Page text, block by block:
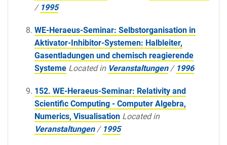
/ 1995
WE-Heraeus-Seminar: Selbstorganisation in
Aktivator-Inhibitor-Systemen: Halbleiter,
Gasentladungen und chemisch reagierende
Systeme Located in Veranstaltungen / 1996
152. WE-Heraeus-Seminar: Relativity and
Scientific Computing - Computer Algebra,
Numerics, Visualisation Located in
Veranstaltungen / 1995